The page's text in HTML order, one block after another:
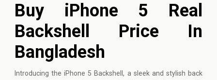
Buy iPhone 5 Real
Backshell Price In
Bangladesh
Introducing theiPhone 5 Backshell, a sleek and stylish back